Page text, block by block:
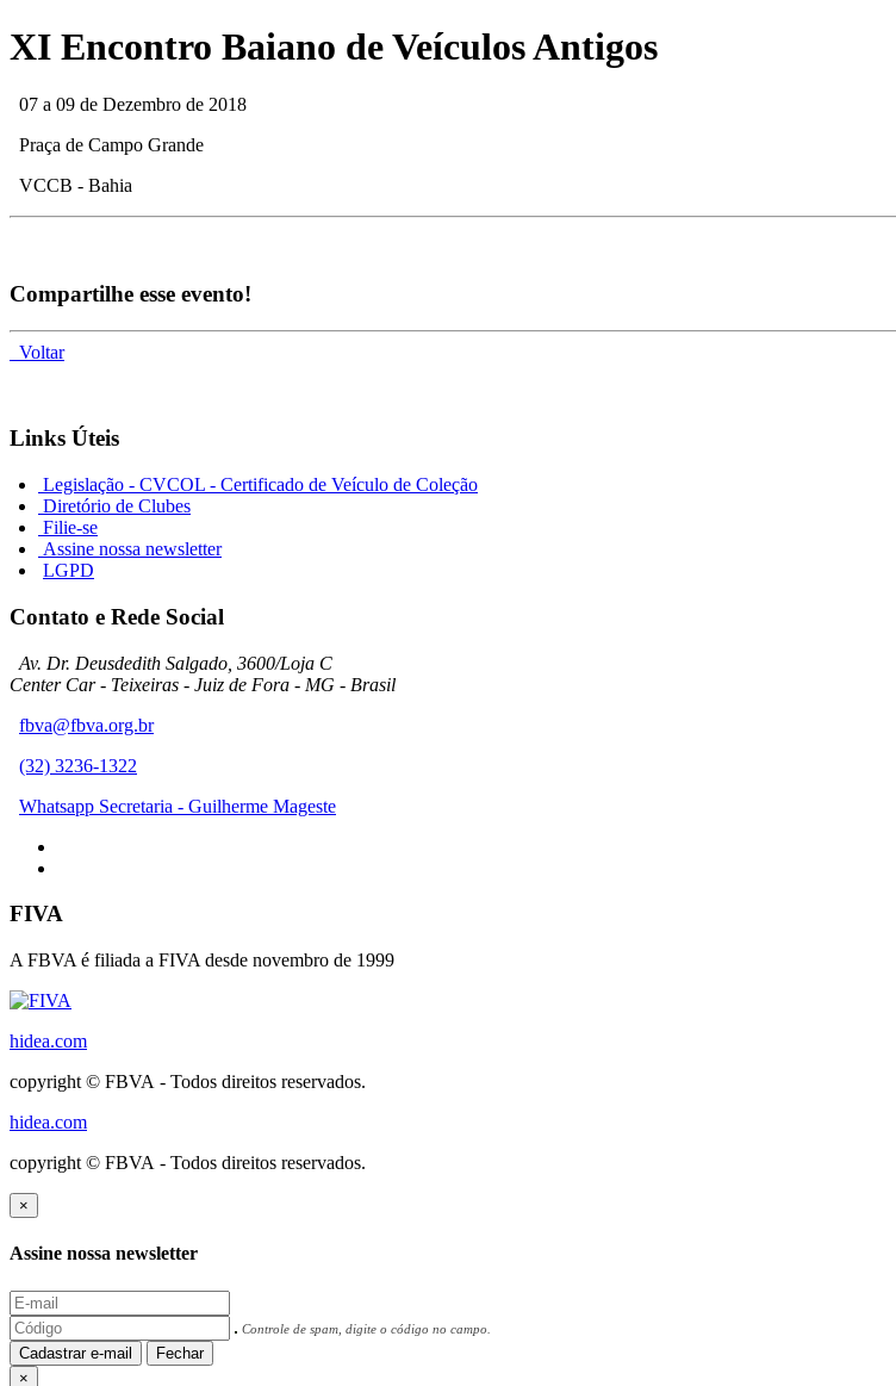
XI Encontro Baiano de Veículos Antigos
07 a 09 de Dezembro de 2018
Praça de Campo Grande
VCCB - Bahia
Compartilhe esse evento!
Voltar
Links Úteis
Legislação - CVCOL - Certificado de Veículo de Coleção
Diretório de Clubes
Filie-se
Assine nossa newsletter
LGPD
Contato e Rede Social
Av. Dr. Deusdedith Salgado, 3600/Loja C
Center Car - Teixeiras - Juiz de Fora - MG - Brasil
fbva@fbva.org.br
(32) 3236-1322
Whatsapp Secretaria - Guilherme Mageste
FIVA
A FBVA é filiada a FIVA desde novembro de 1999
hidea.com
copyright © FBVA - Todos direitos reservados.
hidea.com
copyright © FBVA - Todos direitos reservados.
×
Assine nossa newsletter
Controle de spam, digite o código no campo.
Cadastrar e-mail
Fechar
×